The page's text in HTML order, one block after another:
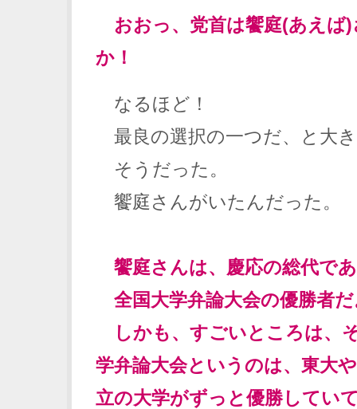
おおっ、党首は饗庭(あえば
か！
なるほど！
最良の選択の一つだ、と大
そうだった。
饗庭さんがいたんだった。
饗庭さんは、慶応の総代で
全国大学弁論大会の優勝者だ
しかも、すごいところは、
学弁論大会というのは、東大
立の大学がずっと優勝してい